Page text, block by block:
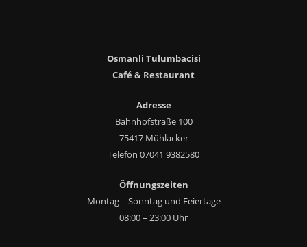
Osmanli Tulumbacisi
Café & Restaurant
Adresse
Bahnhofstraße 100
75417 Mühlacker
Telefon 07041 9382580
Öffnungszeiten
Montag – Sonntag und Feiertage
08:00 – 23:00 Uhr